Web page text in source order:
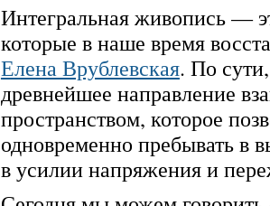
Интегральная живопись —
которые в наше время
Елена Врублевская. По
древнейшее направление
пространством, которое
одновременно пребывать в
в усилии напряжения и